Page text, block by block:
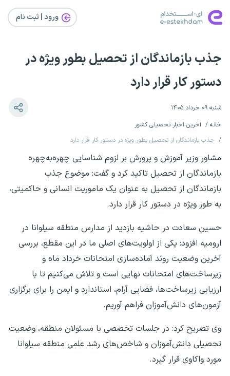
ورود | ثبت‌ نام
جذب بازماندگان از تحصیل بطور ویژه در
دستور کار قرار دارد
شنبه ۰۹ خرداد ۱۴۰۵
خانه
آخرین اخبار تحصیلی کشور
جذب بازماندگان از تحصیل بطور ویژه در دستور کار قرار دارد
مشاور وزیر آموزش و پرورش بر لزوم شناسایی چهره‌به‌چهره
بازماندگان از تحصیل تاکید کرد و گفت: موضوع جذب
بازماندگان از تحصیل به عنوان یک ماموریت انسانی و حاکمیتی،
به طور ویژه در دستور کار قرار دارد.
حسین سعادت در حاشیه بازدید از مدارس منطقه سیلوانا در
ارومیه افزود: یکی از اولویت‌های اصلی ما در این مقطع، بررسی
آخرین وضعیت روند آماده‌سازی امتحانات خرداد ماه و
زیرساخت‌های امتحانات نهایی است و تلاش می‌کنیم تا با
ارزیابی زیرساخت‌ها، فضایی آرام، استاندارد و ایمن را برای برگزاری
آزمون‌های دانش‌آموزان فراهم آوریم.
وی تصریح کرد: در جلسات تخصصی با مسئولان منطقه، وضعیت
تحصیلی دانش‌آموزان و شاخص‌های رشد علمی منطقه سیلوانا
مورد واکاوی قرار گیرد.